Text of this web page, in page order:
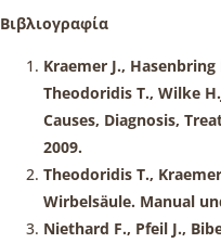
Βιβλιογραφία
Kraemer J., Hasenbring
Theodoridis T., Wilke
Causes, Diagnosis,
2009.
Theodoridis T.,
Wirbelsäule. Manual
Niethard F., Pfeil J.,